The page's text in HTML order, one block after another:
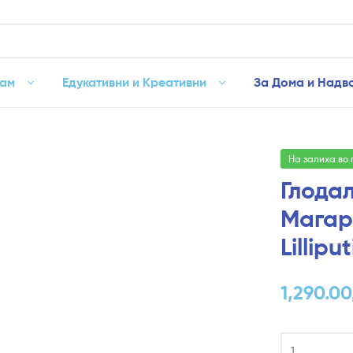
Едукативни и Креативни За Дома и
На залиха во
1,290.00